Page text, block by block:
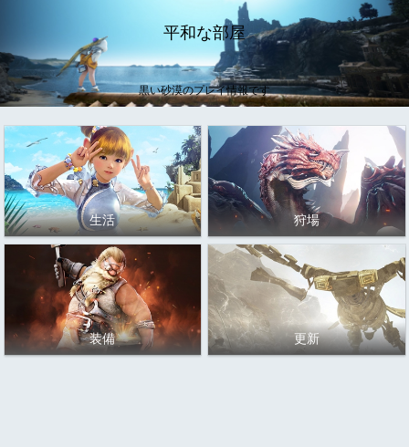
平和な部屋
黒い砂漠のプレイ情報です
生活 狩場
装備 更新